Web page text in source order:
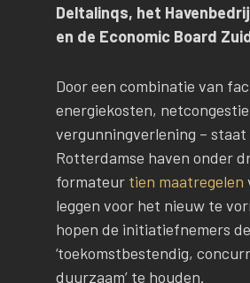
Deltalinqs, het
en de Economic Board
Door een combinatie van
energiekosten,
vergunningverlening – staat
Rotterdamse haven onder
formateur tien maatregelen
leggen voor het nieuw te
hopen de initiatiefnemers
‘toekomstbestendig,
duurzaam’ te houden.